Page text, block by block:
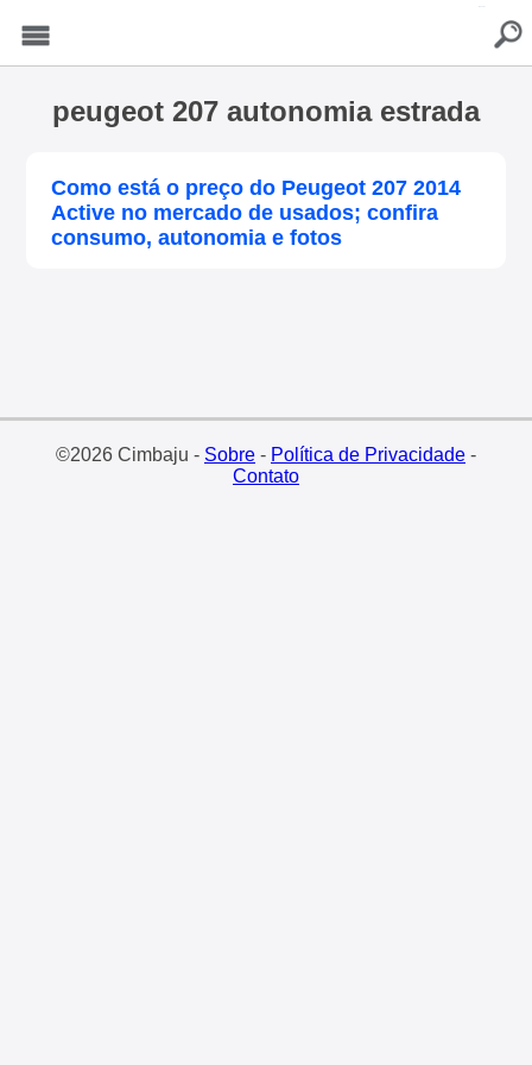
peugeot 207 autonomia estrada
Como está o preço do Peugeot 207 2014
Active no mercado de usados; confira
consumo, autonomia e fotos
©2026 Cimbaju - Sobre- Política de Privacidade-
Contato